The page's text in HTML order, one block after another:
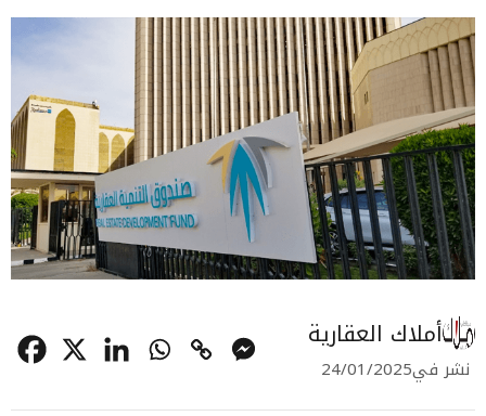
أملاك العقارية
نشر في24/01/2025